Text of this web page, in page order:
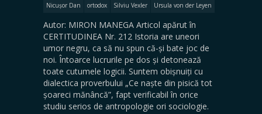
Nicușor Dan
ortodox Silviu Vexler Ursula von der Leyen
Autor: MIRON MANEGA Articol apărut în
CERTITUDINEA Nr. 212 Istoria are uneori
umor negru, ca să nu spun că-și bate joc de
noi. Întoarce lucrurile pe dos și detonează
toate cutumele logicii. Suntem obișnuiți cu
dialectica proverbului „Ce naște din pisică tot
șoareci mănâncă”, fapt verificabil în orice
studiu serios de antropologie ori sociologie.